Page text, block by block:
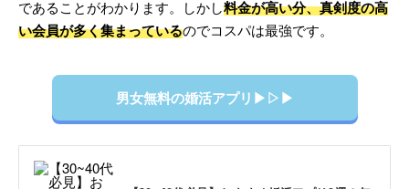
であることがわかります。しかし料金が高い分、真剣度の高
い会員が多く集まっているのでコスパは最強です。
男女無料の婚活アプリ▶︎▷▶︎